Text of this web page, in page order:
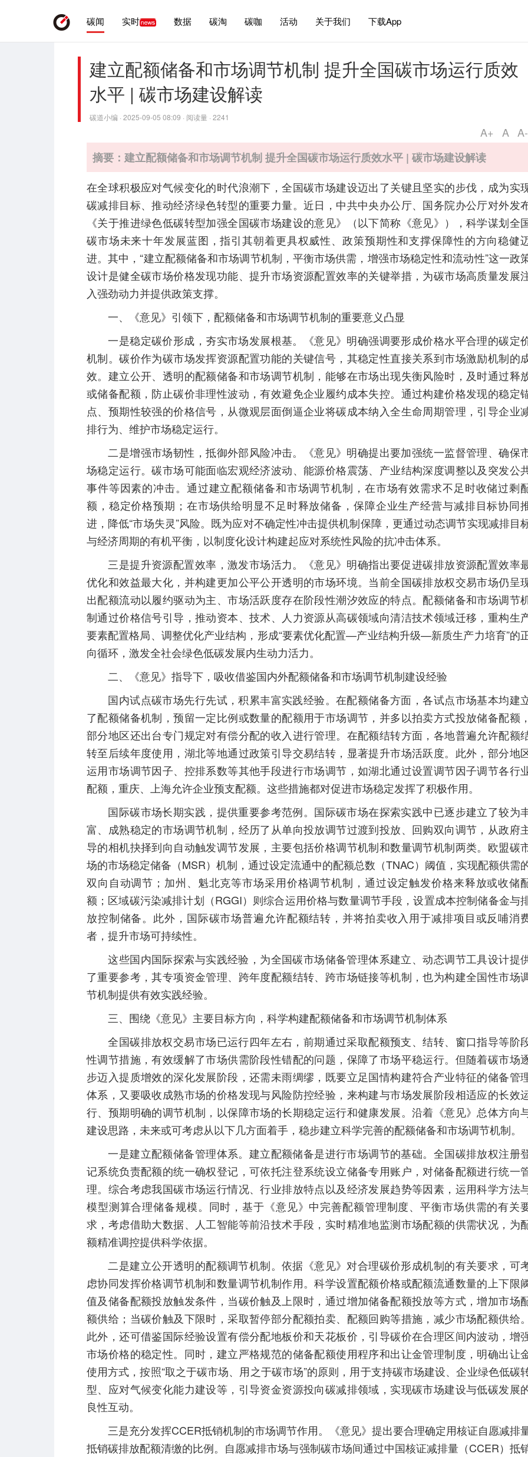
碳闻 实时 数据 碳淘 碳咖 活动 关于我们 下载App
建立配额储备和市场调节机制 提升全国碳市场运行质效
水平 | 碳市场建设解读
碳道小编 · 2025-09-05 08:09 · 阅读量 · 2241
A+ A
A-
摘要：建立配额储备和市场调节机制 提升全国碳市场运行质效水平 | 碳市场建设解读
在全球积极应对气候变化的时代浪潮下，全国碳市场建设迈出了关键且坚实的步伐，成为实
碳减排目标、推动经济绿色转型的重要力量。近日，中共中央办公厅、国务院办公厅对外发
《关于推进绿色低碳转型加强全国碳市场建设的意见》（以下简称《意见》），科学谋划全
碳市场未来十年发展蓝图，指引其朝着更具权威性、政策预期性和支撑保障性的方向稳健
进。其中，“建立配额储备和市场调节机制，平衡市场供需，增强市场稳定性和流动性”这一政
设计是健全碳市场价格发现功能、提升市场资源配置效率的关键举措，为碳市场高质量发展
入强劲动力并提供政策支撑。
一、《意见》引领下，配额储备和市场调节机制的重要意义凸显
一是稳定碳价形成，夯实市场发展根基。《意见》明确强调要形成价格水平合理的碳定
机制。碳价作为碳市场发挥资源配置功能的关键信号，其稳定性直接关系到市场激励机制的
效。建立公开、透明的配额储备和市场调节机制，能够在市场出现失衡风险时，及时通过释
或储备配额，防止碳价非理性波动，有效避免企业履约成本失控。通过构建价格发现的稳定
点、预期性较强的价格信号，从微观层面倒逼企业将碳成本纳入全生命周期管理，引导企业
排行为、维护市场稳定运行。
二是增强市场韧性，抵御外部风险冲击。《意见》明确提出要加强统一监督管理、确保
场稳定运行。碳市场可能面临宏观经济波动、能源价格震荡、产业结构深度调整以及突发公
事件等因素的冲击。通过建立配额储备和市场调节机制，在市场有效需求不足时收储过剩
额，稳定价格预期；在市场供给明显不足时释放储备，保障企业生产经营与减排目标协同
进，降低“市场失灵”风险。既为应对不确定性冲击提供机制保障，更通过动态调节实现减排目
与经济周期的有机平衡，以制度化设计构建起应对系统性风险的抗冲击体系。
三是提升资源配置效率，激发市场活力。《意见》明确指出要促进碳排放资源配置效率
优化和效益最大化，并构建更加公平公开透明的市场环境。当前全国碳排放权交易市场仍呈
出配额流动以履约驱动为主、市场活跃度存在阶段性潮汐效应的特点。配额储备和市场调节
制通过价格信号引导，推动资本、技术、人力资源从高碳领域向清洁技术领域迁移，重构生
要素配置格局、调整优化产业结构，形成“要素优化配置—产业结构升级—新质生产力培育”的
向循环，激发全社会绿色低碳发展内生动力活力。
二、《意见》指导下，吸收借鉴国内外配额储备和市场调节机制建设经验
国内试点碳市场先行先试，积累丰富实践经验。在配额储备方面，各试点市场基本均建
了配额储备机制，预留一定比例或数量的配额用于市场调节，并多以拍卖方式投放储备配额，
部分地区还出台专门规定对有偿分配的收入进行管理。在配额结转方面，各地普遍允许配额
转至后续年度使用，湖北等地通过政策引导交易结转，显著提升市场活跃度。此外，部分地
运用市场调节因子、控排系数等其他手段进行市场调节，如湖北通过设置调节因子调节各行
配额，重庆、上海允许企业预支配额。这些措施都对促进市场稳定发挥了积极作用。
国际碳市场长期实践，提供重要参考范例。国际碳市场在探索实践中已逐步建立了较为
富、成熟稳定的市场调节机制，经历了从单向投放调节过渡到投放、回购双向调节，从政府
导的相机抉择到向自动触发调节发展，主要包括价格调节机制和数量调节机制两类。欧盟碳
场的市场稳定储备（MSR）机制，通过设定流通中的配额总数（TNAC）阈值，实现配额供需
双向自动调节；加州、魁北克等市场采用价格调节机制，通过设定触发价格来释放或收储
额；区域碳污染减排计划（RGGI）则综合运用价格与数量调节手段，设置成本控制储备金与
放控制储备。此外，国际碳市场普遍允许配额结转，并将拍卖收入用于减排项目或反哺消
者，提升市场可持续性。
这些国内国际探索与实践经验，为全国碳市场储备管理体系建立、动态调节工具设计提
了重要参考，其专项资金管理、跨年度配额结转、跨市场链接等机制，也为构建全国性市场
节机制提供有效实践经验。
三、围绕《意见》主要目标方向，科学构建配额储备和市场调节机制体系
全国碳排放权交易市场已运行四年左右，前期通过采取配额预支、结转、窗口指导等阶
性调节措施，有效缓解了市场供需阶段性错配的问题，保障了市场平稳运行。但随着碳市场
步迈入提质增效的深化发展阶段，还需未雨绸缪，既要立足国情构建符合产业特征的储备管
体系，又要吸收成熟市场的价格发现与风险防控经验，来构建与市场发展阶段相适应的长效
行、预期明确的调节机制，以保障市场的长期稳定运行和健康发展。沿着《意见》总体方向
建设思路，未来或可考虑从以下几方面着手，稳步建立科学完善的配额储备和市场调节机制。
一是建立配额储备管理体系。建立配额储备是进行市场调节的基础。全国碳排放权注册
记系统负责配额的统一确权登记，可依托注登系统设立储备专用账户，对储备配额进行统一
理。综合考虑我国碳市场运行情况、行业排放特点以及经济发展趋势等因素，运用科学方法
模型测算合理储备规模。同时，基于《意见》中完善配额管理制度、平衡市场供需的有关
求，考虑借助大数据、人工智能等前沿技术手段，实时精准地监测市场配额的供需状况，为
额精准调控提供科学依据。
二是建立公开透明的配额调节机制。依据《意见》对合理碳价形成机制的有关要求，可
虑协同发挥价格调节机制和数量调节机制作用。科学设置配额价格或配额流通数量的上下限
值及储备配额投放触发条件，当碳价触及上限时，通过增加储备配额投放等方式，增加市场
额供给；当碳价触及下限时，采取暂停部分配额拍卖、配额回购等措施，减少市场配额供给。
此外，还可借鉴国际经验设置有偿分配地板价和天花板价，引导碳价在合理区间内波动，增
市场价格的稳定性。同时，建立严格规范的储备配额使用程序和出让金管理制度，明确出让
使用方式，按照“取之于碳市场、用之于碳市场”的原则，用于支持碳市场建设、企业绿色低碳
型、应对气候变化能力建设等，引导资金资源投向碳减排领域，实现碳市场建设与低碳发展
良性互动。
三是充分发挥CCER抵销机制的市场调节作用。《意见》提出要合理确定用核证自愿减排
抵销碳排放配额清缴的比例。自愿减排市场与强制碳市场间通过中国核证减排量（CCER）抵